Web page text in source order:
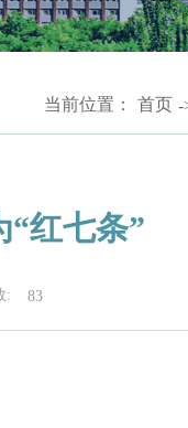
当前位置： 首页 -
“红七条”
: 83